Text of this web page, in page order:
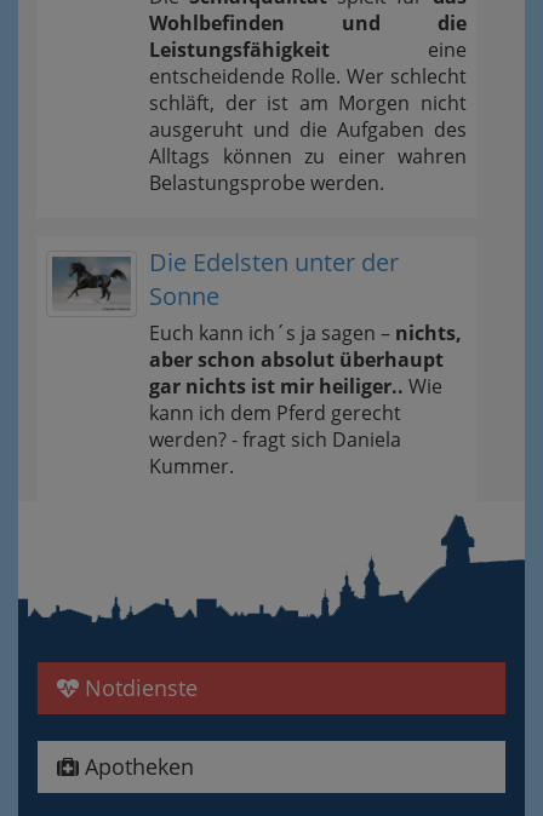
Wohlbefinden und die
Leistungsfähigkeit eine
entscheidende Rolle. Wer schlecht
schläft, der ist am Morgen nicht
ausgeruht und die Aufgaben des
Alltags können zu einer wahren
Belastungsprobe werden.
Die Edelsten unter der
Sonne
Euch kann ich´s ja sagen – nichts,
aber schon absolut überhaupt
gar nichts ist mir heiliger.. Wie
kann ich dem Pferd gerecht
werden? - fragt sich Daniela
Kummer.
Notdienste
Apotheken